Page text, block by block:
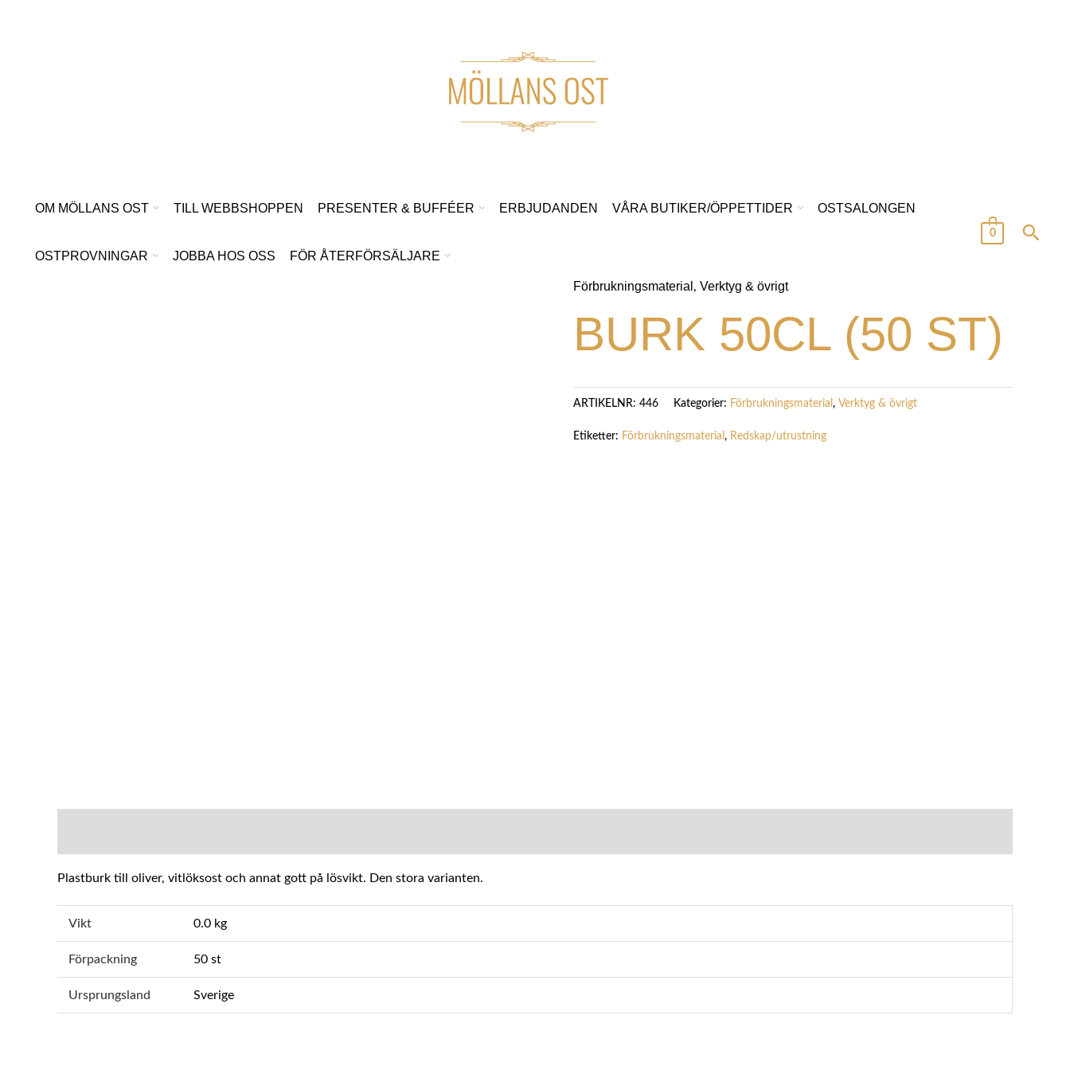
OM MÖLLANS OST TILL WEBBSHOPPEN PRESENTER & BUFFÉER ERBJUDANDEN VÅRA BUTIKER/ÖPPETTIDER OSTSALONGEN
OSTPROVNINGAR JOBBA HOS OSS FÖR ÅTERFÖRSÄLJARE
0
Förbrukningsmaterial , Verktyg & övrigt
BURK 50CL (50 ST)
ARTIKELNR: 446 Kategorier: Förbrukningsmaterial , Verktyg & övrigt
Etiketter: Förbrukningsmaterial , Redskap/utrustning
Plastburk till oliver, vitlöksost och annat gott på lösvikt. Den stora varianten.
Vikt 0.0 kg
Förpackning 50 st
Ursprungsland Sverige